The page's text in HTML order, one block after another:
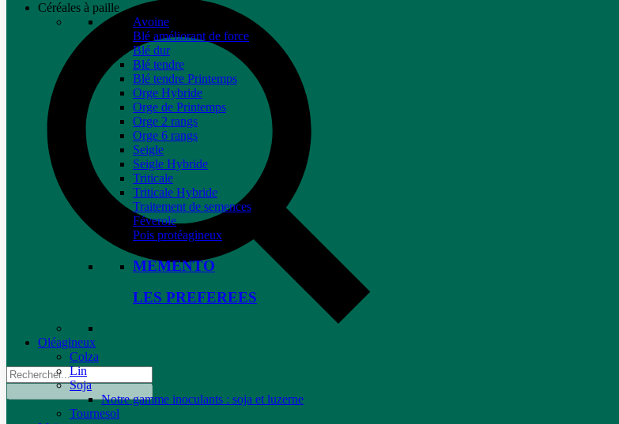
Céréales à paille
Avoine
Blé améliorant de force
Blé dur
Blé tendre
Blé tendre Printemps
Orge Hybride
Orge de Printemps
Orge 2 rangs
Orge 6 rangs
Seigle
Seigle Hybride
Triticale
Triticale Hybride
Traitement de semences
Féverole
Pois protéagineux
MEMENTO
LES PREFEREES
Oléagineux
Colza
Lin
Soja
Notre gamme inoculants : soja et luzerne
Tournesol